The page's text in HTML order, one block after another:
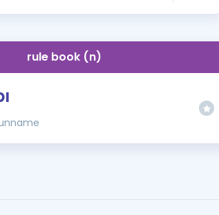
İngilizce Gramer
rule book (n)